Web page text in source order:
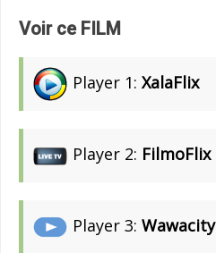
Voir ce FILM
Player 1: XalaFlix
Player 2: FilmoFlix
Player 3: Wawacity